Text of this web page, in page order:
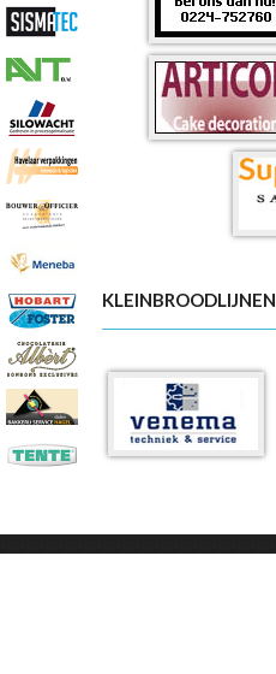
KLEINBROODLIJNEN